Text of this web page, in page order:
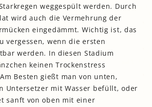
weggespült werden. Durch
wird auch die Vermehrung der
eingedämmt. Wichtig ist, das
vergessen, wenn die ersten
werden. In diesen Stadium
keinen Trockenstress
Besten gießt man von unten,
Untersetzer mit Wasser befüllt, oder
sanft von oben mit einer